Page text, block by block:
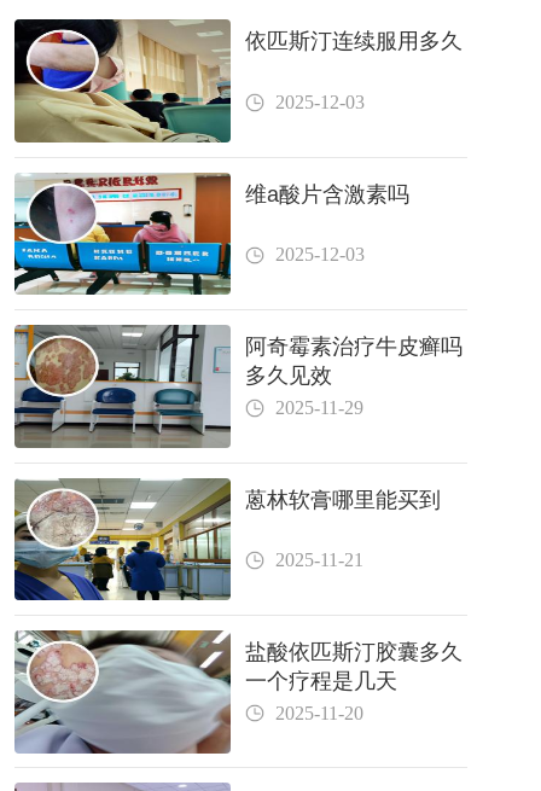
依匹斯汀连续服用多久
2025-12-03
维a酸片含激素吗
2025-12-03
阿奇霉素治疗牛皮癣吗
多久见效
2025-11-29
蒽林软膏哪里能买到
2025-11-21
盐酸依匹斯汀胶囊多久
一个疗程是几天
2025-11-20